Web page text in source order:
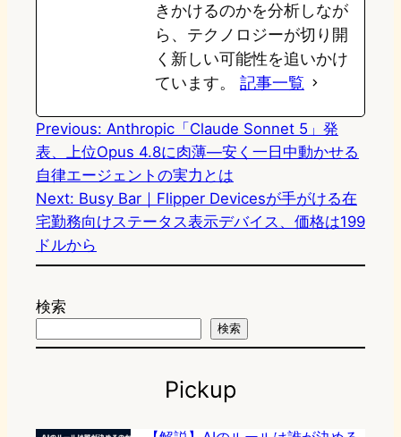
きかけるのかを分析しなが
ら、テクノロジーが切り開
く新しい可能性を追いかけ
ています。 記事一覧
Previous: Anthropic「Claude Sonnet 5」発
表、上位Opus 4.8に肉薄—安く一日中動かせる
自律エージェントの実力とは
Next: Busy Bar｜Flipper Devicesが手がける在
宅勤務向けステータス表示デバイス、価格は199
ドルから
検索
検索
Pickup